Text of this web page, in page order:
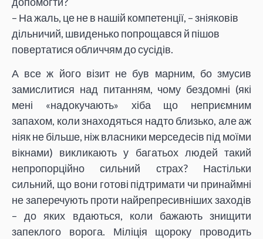
– На жаль, це не в нашій компетенції, – зніяковів
дільничий, швиденько попрощався й пішов
повертатися обличчям до сусідів.
А все ж його візит не був марним, бо змусив
замислитися над питанням, чому бездомні (які
мені «надокучають» хіба що неприємним
запахом, коли знаходяться надто близько, але аж
ніяк не більше, ніж власники мерседесів під моїми
вікнами) викликають у багатьох людей такий
непропорційно сильний страх? Настільки
сильний, що вони готові підтримати чи принаймні
не заперечують проти найрепресивніших заходів
– до яких вдаються, коли бажають знищити
запеклого ворога. Міліція щороку проводить